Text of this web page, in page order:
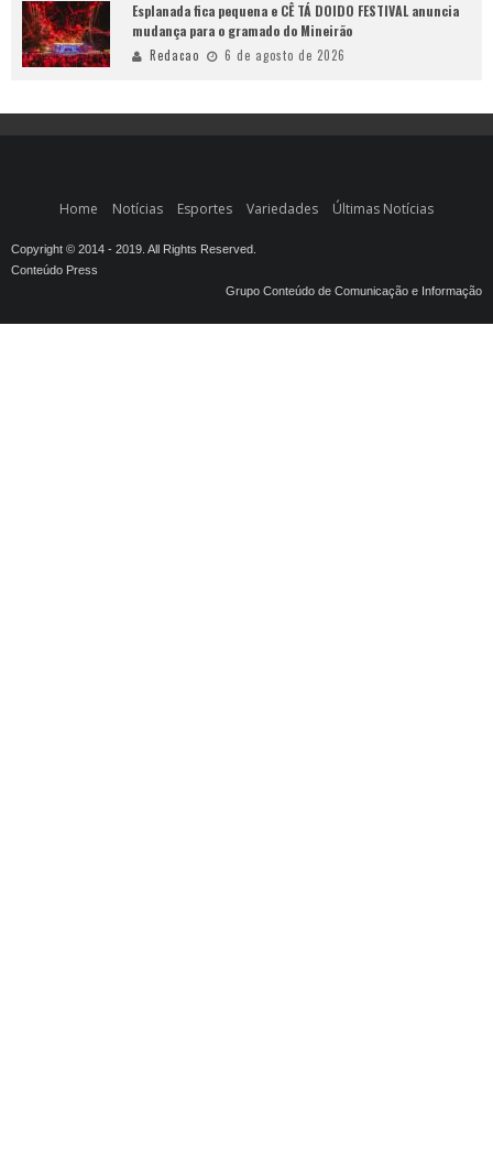
Esplanada fica pequena e CÊ TÁ DOIDO FESTIVAL anuncia
mudança para o gramado do Mineirão
Redacao 6 de agosto de 2026
Home Notícias Esportes Variedades Últimas Notícias
Copyright © 2014 - 2019. All Rights Reserved.
Conteúdo Press
Grupo Conteúdo de Comunicação e Informação